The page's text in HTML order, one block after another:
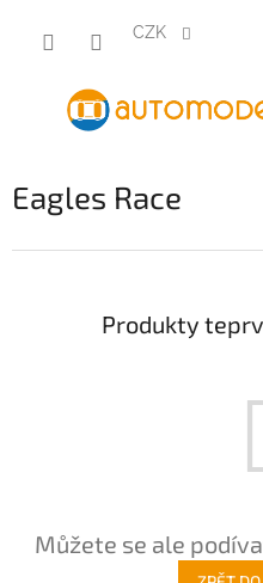
obsah
CZK
Eagles Race
Produkty
Můžete se ale